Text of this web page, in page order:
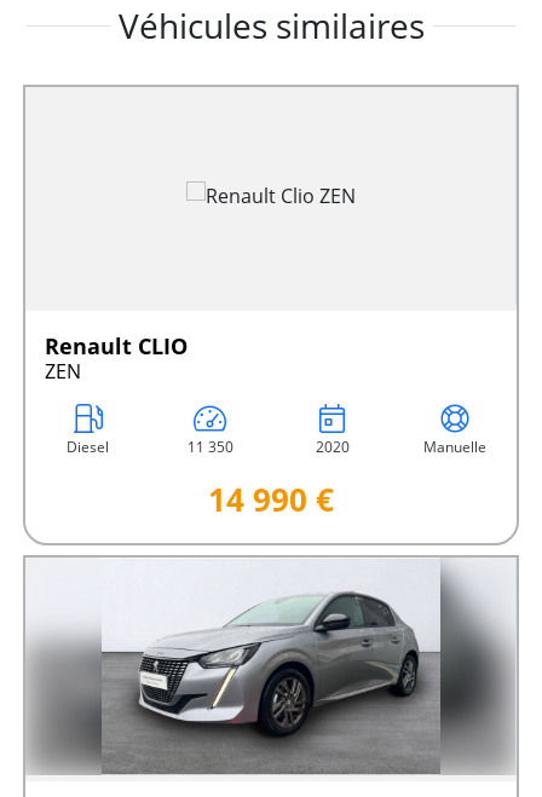
Véhicules similaires
Renault CLIO
ZEN
Diesel 11 350 2020 Manuelle
14 990 €